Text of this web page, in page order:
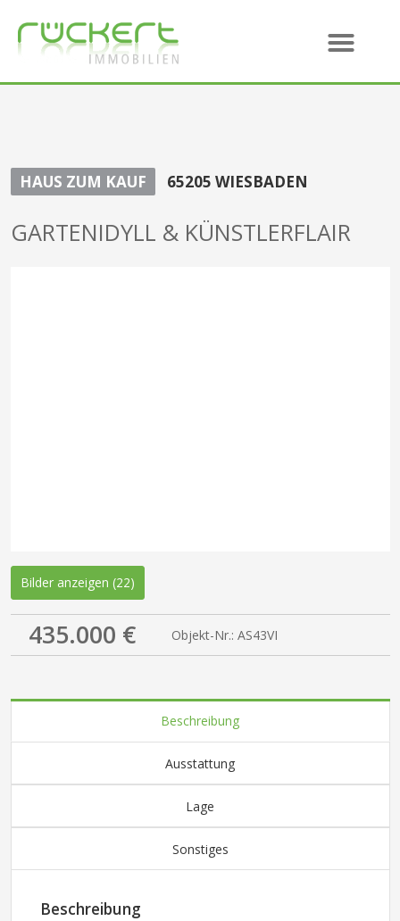
HAUS ZUM KAUF 65205 WIESBADEN
GARTENIDYLL & KÜNSTLERFLAIR
Bilder anzeigen (22)
435.000 € Objekt-Nr.: AS43VI
Beschreibung
Ausstattung
Lage
Sonstiges
Beschreibung